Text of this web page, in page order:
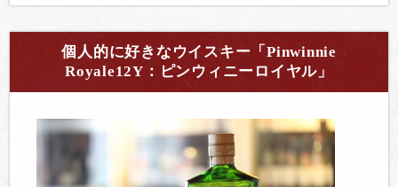
個人的に好きなウイスキー「Pinwinnie
Royale12Y：ピンウィニーロイヤル」